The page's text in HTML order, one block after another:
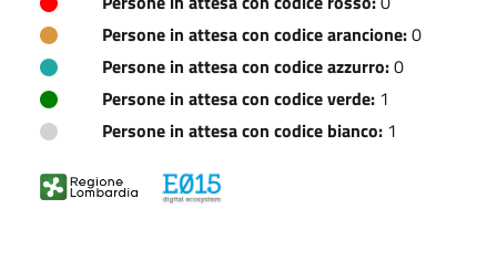
Persone in attesa con codice arancione:0
Persone in attesa con codice azzurro:0
Persone in attesa con codice verde: 1
Persone in attesa con codice bianco: 1